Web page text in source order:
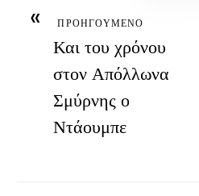
« ΠΡΟΗΓΟΥΜΕΝΟ
Και του χρόνου
στον Απόλλωνα
Σμύρνης ο
Ντάουμπε